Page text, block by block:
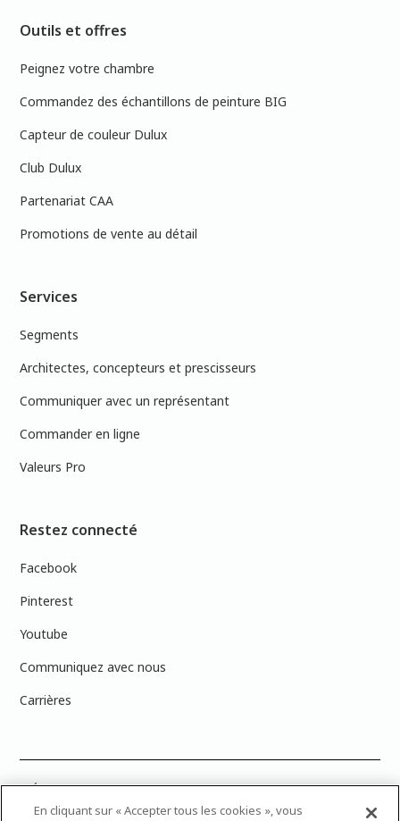
Outils et offres
Peignez votre chambre
Commandez des échantillons de peinture BIG
Capteur de couleur Dulux
Club Dulux
Partenariat CAA
Promotions de vente au détail
Services
Segments
Architectes, concepteurs et prescisseurs
Communiquer avec un représentant
Commander en ligne
Valeurs Pro
Restez connecté
Facebook
Pinterest
Youtube
Communiquez avec nous
Carrières
PRÉCISION DES COULEURS : Veuillez noter que les couleurs affichées à
l’écran peuvent ne pas correspondre exactement aux couleurs de
En cliquant sur « Accepter tous les cookies », vous